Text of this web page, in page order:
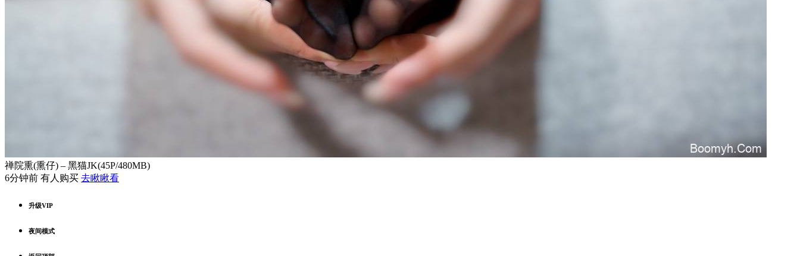
禅院熏(熏仔) – 黑猫JK(45P/480MB)
6分钟前 有人购买 去瞅瞅看
升级VIP
夜间模式